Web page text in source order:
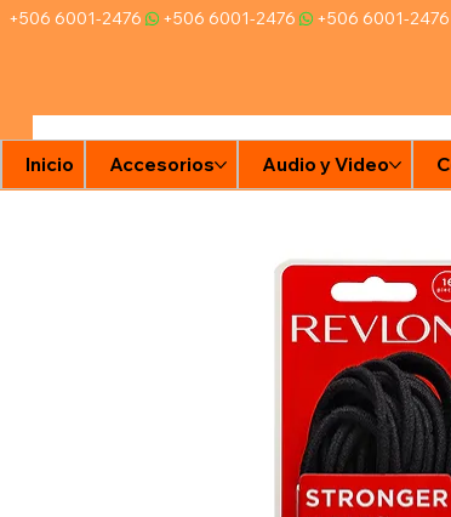
+506 6001-2476
Inicio Accesorios Audio y Video